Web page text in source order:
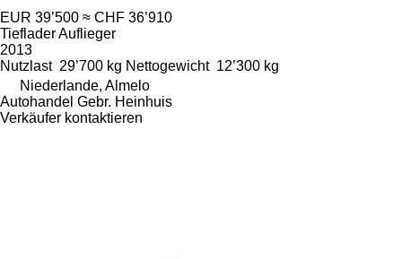
EUR 39’500 ≈ CHF 36’910
Tieflader Auflieger
2013
Nutzlast 29’700 kg Nettogewicht 12’300 kg
Niederlande, Almelo
Autohandel Gebr. Heinhuis
Verkäufer kontaktieren